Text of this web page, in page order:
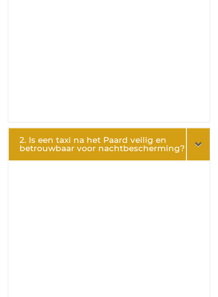
2. Is een taxi na het Paard veilig en
betrouwbaar voor nachtbescherming?